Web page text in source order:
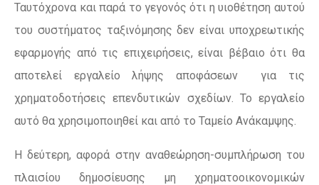
Ταυτόχρονα και παρά το γεγονός ότι η υιοθέτηση αυτού
του συστήματος ταξινόμησης δεν είναι υποχρεωτικής
εφαρμογής από τις επιχειρήσεις, είναι βέβαιο ότι θα
αποτελεί εργαλείο λήψης αποφάσεων για τις
χρηματοδοτήσεις επενδυτικών σχεδίων. Το εργαλείο
αυτό θα χρησιμοποιηθεί και από το Ταμείο Ανάκαμψης.
Η δεύτερη, αφορά στην αναθεώρηση-συμπλήρωση του
πλαισίου δημοσίευσης μη χρηματοοικονομικών